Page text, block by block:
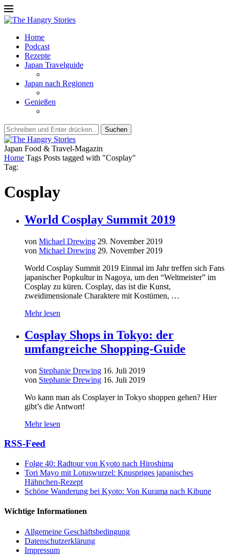
Home
Podcast
Rezepte
Japan Travelguide
Japan nach Regionen
Genießen
Suchen
Japan Food & Travel-Magazin
Home Tags Posts tagged with "Cosplay"
Tag:
Cosplay
World Cosplay Summit 2019
von Michael Drewing 29. November 2019
von Michael Drewing 29. November 2019
World Cosplay Summit 2019 Einmal im Jahr treffen sich Fans
japanischer Popkultur in Nagoya, um den “Weltmeister” im
Cosplay zu küren. Cosplay, das ist die Kunst,
zweidimensionale Charaktere mit Kostümen, …
Mehr lesen
Cosplay Shops in Tokyo: der
umfangreiche Shopping-Guide
von Stephanie Drewing 16. Juli 2019
von Stephanie Drewing 16. Juli 2019
Wo kann man als Cosplayer in Tokyo shoppen gehen? Hier
gibt’s die Antwort!
Mehr lesen
RSS-Feed
Folge 40: Radtour von Kyoto nach Hiroshima
Tori Mayo mit Lotuswurzel: Knuspriges japanisches
Hähnchen-Rezept
Schöne Wanderung bei Kyoto: Von Kurama nach Kibune
Wichtige Informationen
Allgemeine Geschäftsbedingung
Datenschutzerklärung
Impressum